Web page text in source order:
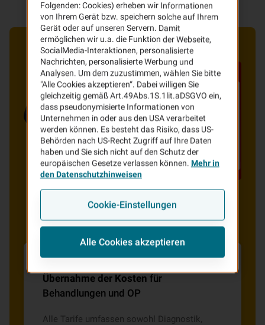
Übernahme der Kosten für
Behandlungen und OP
Alle Tarife umfassen sowohl Diagnostik,
Folgenden: Cookies) erheben wir Informationen
von Ihrem Gerät bzw. speichern solche auf Ihrem
Gerät oder auf unseren Servern. Damit
ermöglichen wir u.a. die Funktion der Webseite,
SocialMedia-Interaktionen, personalisierte
Nachrichten, personalisierte Werbung und
Analysen. Um dem zuzustimmen, wählen Sie bitte
"Alle Cookies akzeptieren“. Dabei willigen Sie
gleichzeitig gemäß Art.49Abs.1S.1lit.aDSGVO ein,
dass pseudonymisierte Informationen von
Unternehmen in oder aus den USA verarbeitet
werden können. Es besteht das Risiko, dass US-
Behörden nach US-Recht Zugriff auf Ihre Daten
haben und Sie sich nicht auf den Schutz der
europäischen Gesetze verlassen können. Mehr in
den Datenschutzhinweisen
Cookie-Einstellungen
Alle Cookies akzeptieren